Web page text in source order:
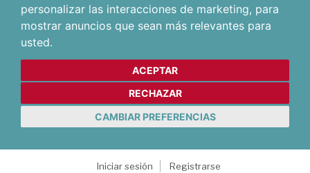
personalizar las interacciones de marketing, para
mostrar anuncios que sean más relevantes para
usted.
ACEPTAR
RECHAZAR
CAMBIAR PREFERENCIAS
Iniciar sesión
Registrarse